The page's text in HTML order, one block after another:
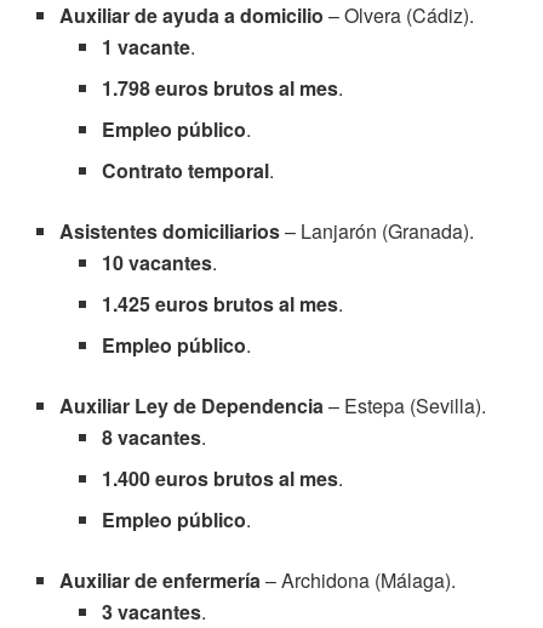
Auxiliar de ayuda a domicilio – Olvera (Cádiz).
1 vacante.
1.798 euros brutos al mes.
Empleo público.
Contrato temporal.
Asistentes domiciliarios– Lanjarón (Granada).
10 vacantes.
1.425 euros brutos al mes.
Empleo público.
Auxiliar Ley de Dependencia– Estepa (Sevilla).
8 vacantes.
1.400 euros brutos al mes.
Empleo público.
Auxiliar de enfermería– Archidona (Málaga).
3 vacantes.